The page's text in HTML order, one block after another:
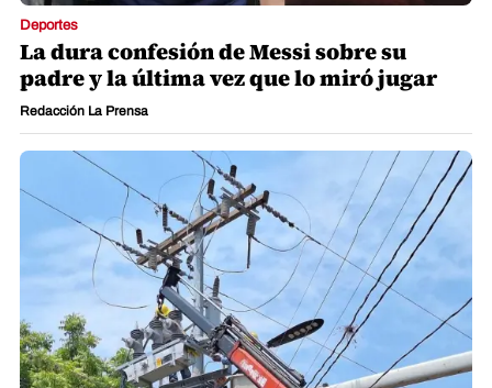
Deportes
La dura confesión de Messi sobre su
padre y la última vez que lo miró jugar
Redacción La Prensa